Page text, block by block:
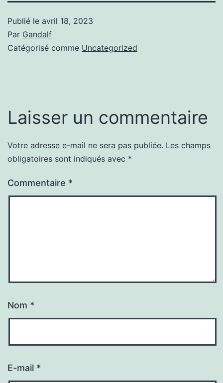
Publié le avril 18, 2023
Par Gandalf
Catégorisé comme Uncategorized
Laisser un commentaire
Votre adresse e-mail ne sera pas publiée. Les champs
obligatoires sont indiqués avec *
Commentaire *
Nom *
E-mail *